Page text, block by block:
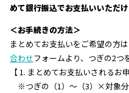
めて銀行振込でお支払いいただ
＜お手続きの方法＞
まとめてお支払いをご希望の方
合わせフォームより、つぎの2つ
【 1. まとめてお支払いされるお
※つぎの（1）～（3） ×対象分